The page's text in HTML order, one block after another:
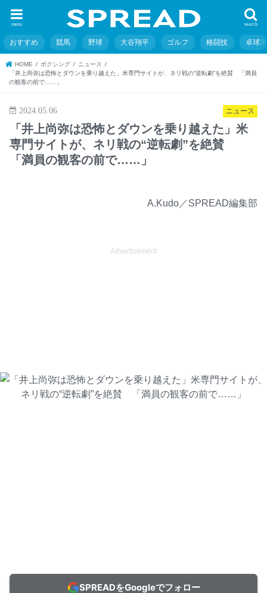
search
menu
おすすめ 競馬 野球 大谷翔平 ゴルフ 格闘技 卓球
HOME ボクシング
ニュース
「井上尚弥は恐怖とダウンを乗り越えた」米専門サイトが、ネリ戦の“逆転劇”を絶賛 「満員
の観客の前で……」
ニュース
2024.05.06
「井上尚弥は恐怖とダウンを乗り越えた」米
専門サイトが、ネリ戦の“逆転劇”を絶賛
「満員の観客の前で……」
A.Kudo／SPREAD編集部
Advertisement
SPREADをGoogleでフォロー